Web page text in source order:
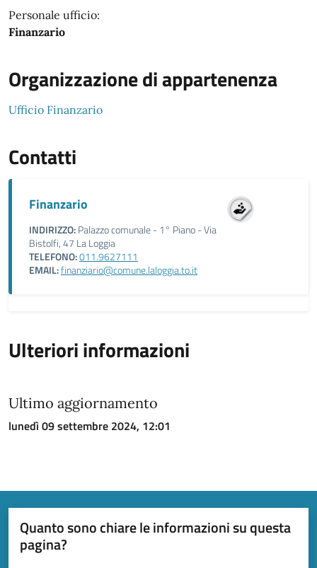
Personale ufficio:
Finanzario
Organizzazione di appartenenza
Ufficio Finanzario
Contatti
Finanzario
INDIRIZZO:Palazzo comunale - 1° Piano - Via
Bistolfi, 47 La Loggia
TELEFONO:011.9627111
EMAIL:finanziario@comune.laloggia.to.it
Ulteriori informazioni
Ultimo aggiornamento
lunedì 09 settembre 2024, 12:01
Quanto sono chiare le informazioni su questa
pagina?